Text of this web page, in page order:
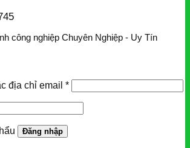
công nghiệp Chuyên Nghiệp - Uy Tín
địa chỉ email *
Đăng nhập